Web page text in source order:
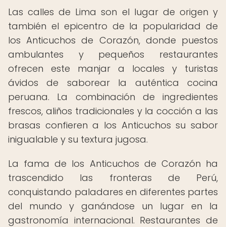
Las calles de Lima son el lugar de origen y
también el epicentro de la popularidad de
los Anticuchos de Corazón, donde puestos
ambulantes y pequeños restaurantes
ofrecen este manjar a locales y turistas
ávidos de saborear la auténtica cocina
peruana. La combinación de ingredientes
frescos, aliños tradicionales y la cocción a las
brasas confieren a los Anticuchos su sabor
inigualable y su textura jugosa.
La fama de los Anticuchos de Corazón ha
trascendido las fronteras de Perú,
conquistando paladares en diferentes partes
del mundo y ganándose un lugar en la
gastronomía internacional. Restaurantes de